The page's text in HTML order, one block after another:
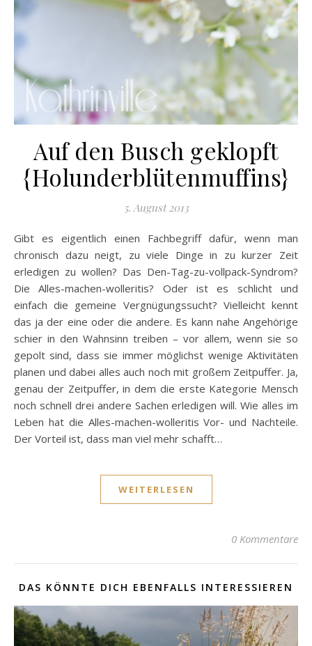
Auf den Busch geklopft
{Holunderblütenmuffins}
5. August 2013
Gibt es eigentlich einen Fachbegriff dafür, wenn man
chronisch dazu neigt, zu viele Dinge in zu kurzer Zeit
erledigen zu wollen? Das Den-Tag-zu-vollpack-Syndrom?
Die Alles-machen-wolleritis? Oder ist es schlicht und
einfach die gemeine Vergnügungssucht? Vielleicht kennt
das ja der eine oder die andere. Es kann nahe Angehörige
schier in den Wahnsinn treiben – vor allem, wenn sie so
gepolt sind, dass sie immer möglichst wenige Aktivitäten
planen und dabei alles auch noch mit großem Zeitpuffer. Ja,
genau der Zeitpuffer, in dem die erste Kategorie Mensch
noch schnell drei andere Sachen erledigen will. Wie alles im
Leben hat die Alles-machen-wolleritis Vor- und Nachteile.
Der Vorteil ist, dass man viel mehr schafft…
WEITERLESEN
0 Kommentare
DAS KÖNNTE DICH EBENFALLS INTERESSIEREN